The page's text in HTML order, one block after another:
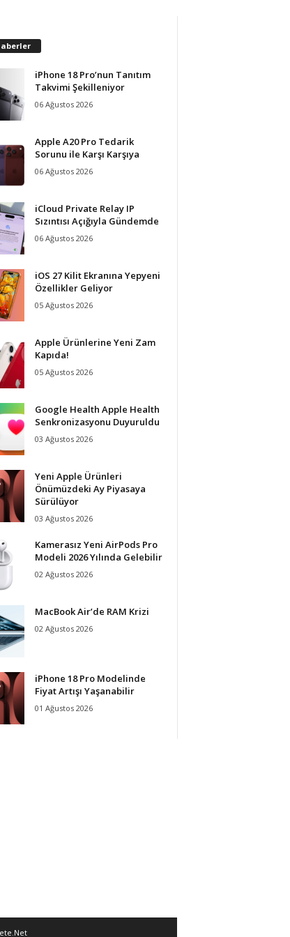
iPhone 18 Pro’nun Tanıtım
Takvimi Şekilleniyor
06 Ağustos 2026
Apple A20 Pro Tedarik
Sorunu ile Karşı Karşıya
06 Ağustos 2026
iCloud Private Relay IP
Sızıntısı Açığıyla Gündemde
06 Ağustos 2026
iOS 27 Kilit Ekranına Yepyeni
Özellikler Geliyor
05 Ağustos 2026
Apple Ürünlerine Yeni Zam
Kapıda!
05 Ağustos 2026
Google Health Apple Health
Senkronizasyonu Duyuruldu
03 Ağustos 2026
Yeni Apple Ürünleri
Önümüzdeki Ay Piyasaya
Sürülüyor
03 Ağustos 2026
Kamerasız Yeni AirPods Pro
Modeli 2026 Yılında Gelebilir
02 Ağustos 2026
MacBook Air’de RAM Krizi
02 Ağustos 2026
iPhone 18 Pro Modelinde
Fiyat Artışı Yaşanabilir
01 Ağustos 2026